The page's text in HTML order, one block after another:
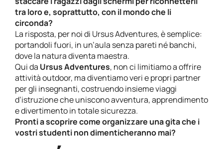
tra loro e, soprattutto, con il mondo che li
circonda?
La risposta, per noi di Ursus Adventures, è semplice:
portandoli fuori, in un’aula senza pareti né banchi,
dove la natura diventa maestra.
Qui da Ursus Adventures, non ci limitiamo a offrire
attività outdoor, ma diventiamo veri e propri partner
per gli insegnanti, costruendo insieme viaggi
d’istruzione che uniscono avventura, apprendimento
e divertimento in totale sicurezza.
Pronti a scoprire come organizzare una gita che i
vostri studenti non dimenticheranno mai?